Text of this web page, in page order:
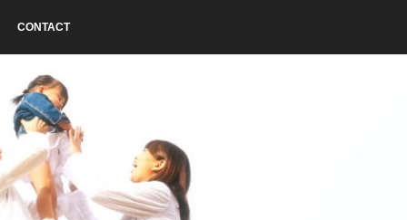
CONTACT